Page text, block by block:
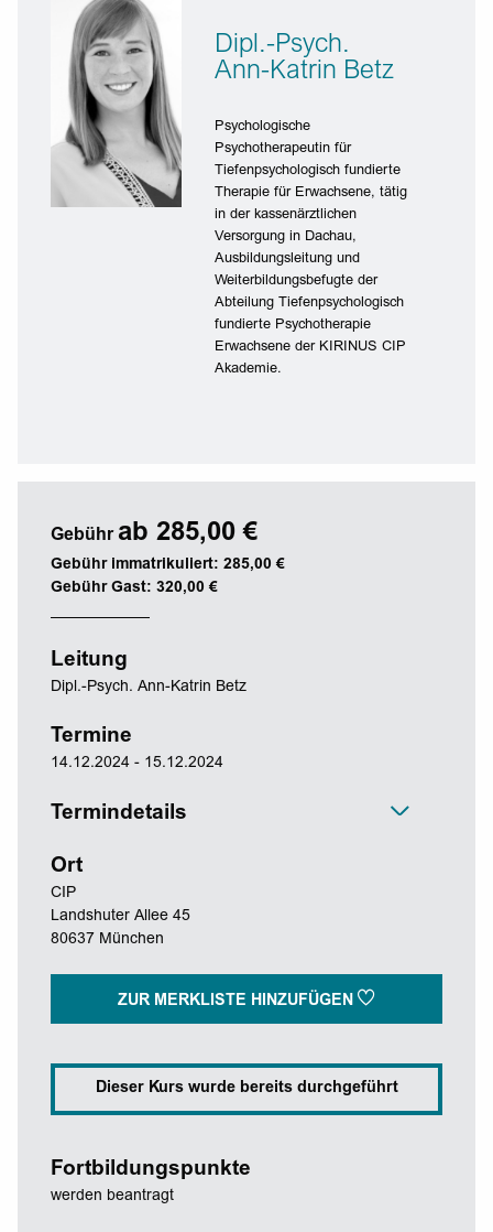
Dipl.-Psych.
Ann-Katrin Betz
Psychologische
Psychotherapeutin für
Tiefenpsychologisch fundierte
Therapie für Erwachsene, tätig
in der kassenärztlichen
Versorgung in Dachau,
Ausbildungsleitung und
Weiterbildungsbefugte der
Abteilung Tiefenpsychologisch
fundierte Psychotherapie
Erwachsene der KIRINUS CIP
Akademie.
Gebühr ab 285,00 €
Gebühr immatrikuliert: 285,00 €
Gebühr Gast: 320,00 €
Leitung
Dipl.-Psych. Ann-Katrin Betz
Termine
14.12.2024 - 15.12.2024
Termindetails
Ort
CIP
Landshuter Allee 45
80637 München
ZUR MERKLISTE HINZUFÜGEN
Dieser Kurs wurde bereits durchgeführt
Fortbildungspunkte
werden beantragt